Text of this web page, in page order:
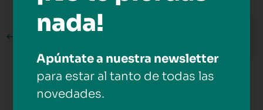
←
Deja una respuesta
nada!
Apúntate a nuestra newsletter
para estar al tanto de todas las
novedades.